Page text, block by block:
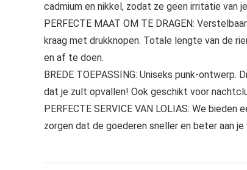
cadmium en nikkel, zodat ze geen irritatie van
PERFECTE MAAT OM TE DRAGEN:
kraag met drukknopen. Totale lengte van de
en af te doen.
BREDE TOEPASSING: Uniseks punk-
dat je zult opvallen! Ook geschikt voor
PERFECTE SERVICE VAN LOLIAS: We
zorgen dat de goederen sneller en beter aan